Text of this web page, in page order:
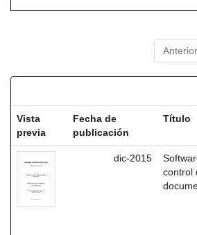
Anterior
Vista
previa
Fecha de
publicación
Título
dic-2015
control